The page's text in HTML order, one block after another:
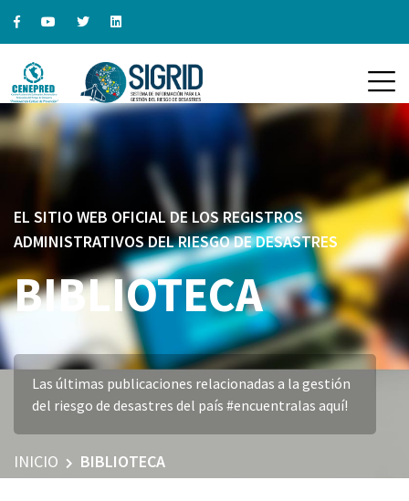
EL SITIO WEB OFICIAL DE LOS REGISTROS
ADMINISTRATIVOS DEL RIESGO DE DESASTRES
BIBLIOTECA
Las últimas publicaciones relacionadas a la gestión
del riesgo de desastres del país #encuentralas aquí!
INICIO BIBLIOTECA